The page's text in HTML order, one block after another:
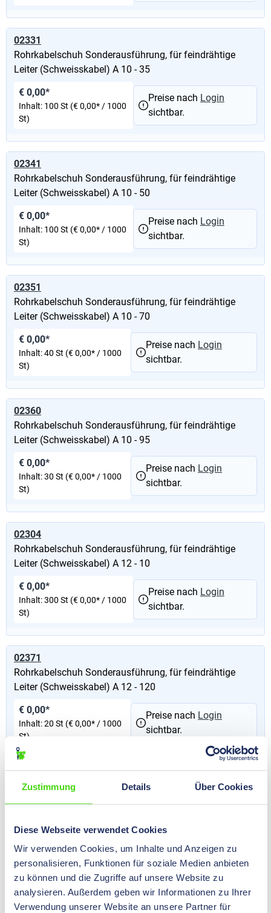
Zustimmung Details Über Cookies
Diese Webseite verwendet Cookies
Wir verwenden Cookies, um Inhalte und Anzeigen zu
personalisieren, Funktionen für soziale Medien anbieten
zu können und die Zugriffe auf unsere Website zu
analysieren. Außerdem geben wir Informationen zu Ihrer
Verwendung unserer Website an unsere Partner für
02331
Rohrkabelschuh Sonderausführung, für feindrähtige
Leiter (Schweisskabel) A 10 - 35
€ 0,00*
Inhalt: 100 St (€ 0,00* / 1000
St)
Preise nach Login
sichtbar.
02341
Rohrkabelschuh Sonderausführung, für feindrähtige
Leiter (Schweisskabel) A 10 - 50
€ 0,00*
Inhalt: 100 St (€ 0,00* / 1000
St)
Preise nach Login
sichtbar.
02351
Rohrkabelschuh Sonderausführung, für feindrähtige
Leiter (Schweisskabel) A 10 - 70
€ 0,00*
Inhalt:40 St (€ 0,00* / 1000
St)
Preise nach Login
sichtbar.
02360
Rohrkabelschuh Sonderausführung, für feindrähtige
Leiter (Schweisskabel) A 10 - 95
€ 0,00*
Inhalt:30 St (€ 0,00* / 1000
St)
Preise nach Login
sichtbar.
02304
Rohrkabelschuh Sonderausführung, für feindrähtige
Leiter (Schweisskabel) A 12 - 10
€ 0,00*
Inhalt:300 St (€ 0,00* / 1000
St)
Preise nach Login
sichtbar.
02371
Rohrkabelschuh Sonderausführung, für feindrähtige
Leiter (Schweisskabel) A 12 - 120
€ 0,00*
Inhalt:20 St (€ 0,00* / 1000
St)
Preise nach Login
sichtbar.
02380
Rohrkabelschuh Sonderausführung, für feindrähtige
€ 0,00*
Inhalt:20 St(€ 0,00* / 1000
St)
sichtbar.
02313